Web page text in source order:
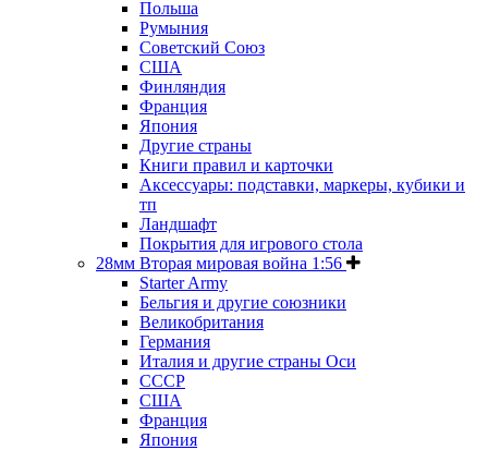
Польша
Румыния
Советский Союз
США
Финляндия
Франция
Япония
Другие страны
Книги правил и карточки
Аксессуары: подставки, маркеры, кубики и
тп
Ландшафт
Покрытия для игрового стола
28мм Вторая мировая война 1:56
Starter Army
Бельгия и другие союзники
Великобритания
Германия
Италия и другие страны Оси
СССР
США
Франция
Япония